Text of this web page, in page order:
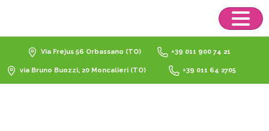
Via Frejus 56 Orbassano (TO) +39 011 900 74 21
via Bruno Buozzi, 20 Moncalieri (TO) +39 011 64 2705